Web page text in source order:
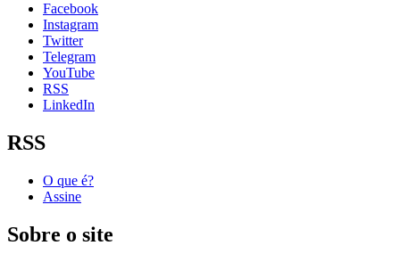
Facebook
Instagram
Twitter
Telegram
YouTube
RSS
LinkedIn
RSS
O que é?
Assine
Sobre o site